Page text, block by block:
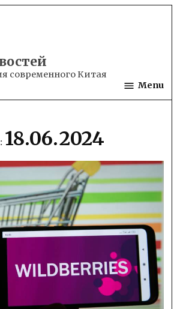
современного Китая
Menu
18.06.2024